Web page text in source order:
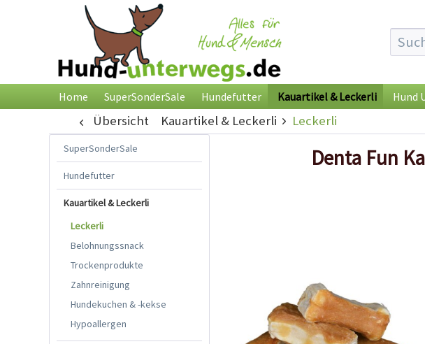
Home SuperSonderSale Hundefutter Kauartikel & Leckerli Hund
Übersicht Kauartikel & Leckerli Leckerli
SuperSonderSale
Hundefutter
Kauartikel & Leckerli
Leckerli
Belohnungssnack
Trockenprodukte
Zahnreinigung
Hundekuchen & -kekse
Hypoallergen
Denta Fun